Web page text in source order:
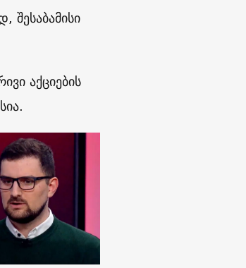
შესაბამისი
აქციების